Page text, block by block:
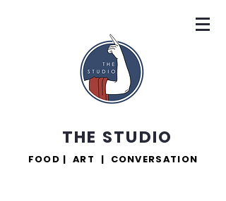
THE STUDIO
FOOD | ART | CONVERSATION